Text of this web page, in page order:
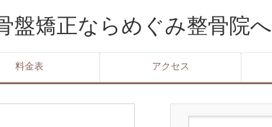
盤矯正ならめぐみ整骨院へ
料金表 アクセス